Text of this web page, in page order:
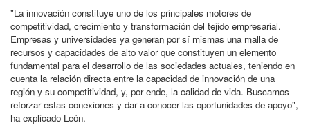
"La innovación constituye uno de los principales motores de
competitividad, crecimiento y transformación del tejido empresarial.
Empresas y universidades ya generan por sí mismas una malla de
recursos y capacidades de alto valor que constituyen un elemento
fundamental para el desarrollo de las sociedades actuales, teniendo en
cuenta la relación directa entre la capacidad de innovación de una
región y su competitividad, y, por ende, la calidad de vida. Buscamos
reforzar estas conexiones y dar a conocer las oportunidades de apoyo",
ha explicado León.